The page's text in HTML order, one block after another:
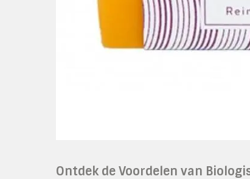
Ontdek de Voordelen van